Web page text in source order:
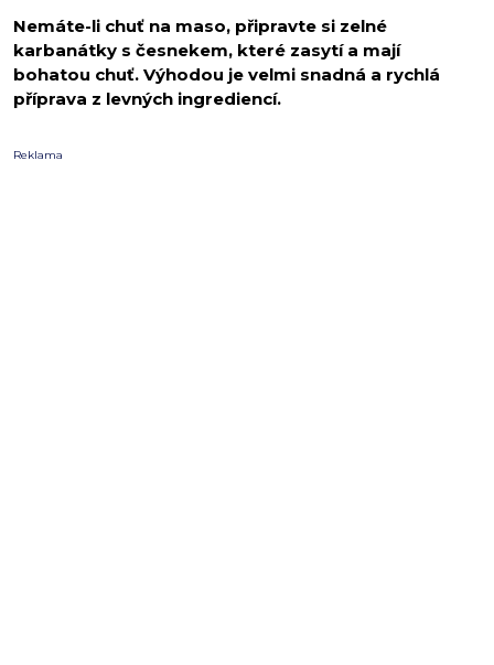
Nemáte-li chuť na maso, připravte si zelné
karbanátky s česnekem, které zasytí a mají
bohatou chuť. Výhodou je velmi snadná a rychlá
příprava z levných ingrediencí.
Reklama